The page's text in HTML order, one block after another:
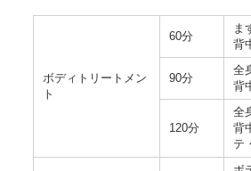
ボディトリートメン
ト
60分
ま
背
90分
全
背
120分
全
背
テ